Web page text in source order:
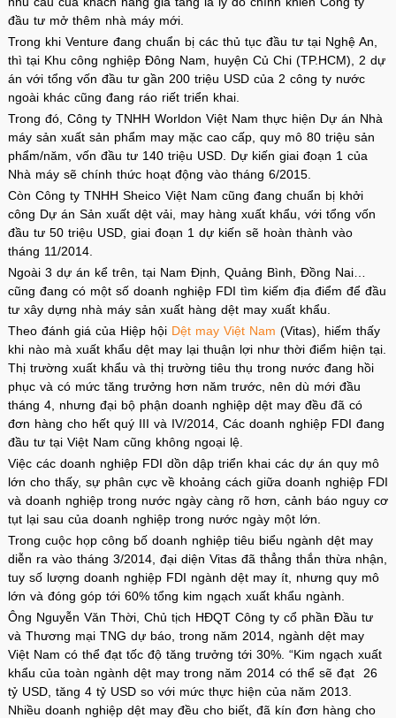
đầu tư mở thêm nhà máy mới.
Trong khi Venture đang chuẩn bị các thủ tục đầu tư tại Nghệ An,
thì tại Khu công nghiệp Đông Nam, huyện Củ Chi (TP.HCM), 2 dự
án với tổng vốn đầu tư gần 200 triệu USD của 2 công ty nước
ngoài khác cũng đang ráo riết triển khai.
Trong đó, Công ty TNHH Worldon Việt Nam thực hiện Dự án Nhà
máy sản xuất sản phẩm may mặc cao cấp, quy mô 80 triệu sản
phẩm/năm, vốn đầu tư 140 triệu USD. Dự kiến giai đoạn 1 của
Nhà máy sẽ chính thức hoạt động vào tháng 6/2015.
Còn Công ty TNHH Sheico Việt Nam cũng đang chuẩn bị khởi
công Dự án Sản xuất dệt vải, may hàng xuất khẩu, với tổng vốn
đầu tư 50 triệu USD, giai đoạn 1 dự kiến sẽ hoàn thành vào
tháng 11/2014.
Ngoài 3 dự án kể trên, tại Nam Định, Quảng Bình, Đồng Nai…
cũng đang có một số doanh nghiệp FDI tìm kiếm địa điểm để đầu
tư xây dựng nhà máy sản xuất hàng dệt may xuất khẩu.
Theo đánh giá của Hiệp hội Dệt may Việt Nam (Vitas), hiếm thấy
khi nào mà xuất khẩu dệt may lại thuận lợi như thời điểm hiện tại.
Thị trường xuất khẩu và thị trường tiêu thụ trong nước đang hồi
phục và có mức tăng trưởng hơn năm trước, nên dù mới đầu
tháng 4, nhưng đại bộ phận doanh nghiệp dệt may đều đã có
đơn hàng cho hết quý III và IV/2014, Các doanh nghiệp FDI đang
đầu tư tại Việt Nam cũng không ngoại lệ.
Việc các doanh nghiệp FDI dồn dập triển khai các dự án quy mô
lớn cho thấy, sự phân cực về khoảng cách giữa doanh nghiệp FDI
và doanh nghiệp trong nước ngày càng rõ hơn, cảnh báo nguy cơ
tụt lại sau của doanh nghiệp trong nước ngày một lớn.
Trong cuộc họp công bố doanh nghiệp tiêu biểu ngành dệt may
diễn ra vào tháng 3/2014, đại diện Vitas đã thẳng thắn thừa nhận,
tuy số lượng doanh nghiệp FDI ngành dệt may ít, nhưng quy mô
lớn và đóng góp tới 60% tổng kim ngạch xuất khẩu ngành.
Ông Nguyễn Văn Thời, Chủ tịch HĐQT Công ty cổ phần Đầu tư
và Thương mại TNG dự báo, trong năm 2014, ngành dệt may
Việt Nam có thể đạt tốc độ tăng trưởng tới 30%. “Kim ngạch xuất
khẩu của toàn ngành dệt may trong năm 2014 có thể sẽ đạt 26
tỷ USD, tăng 4 tỷ USD so với mức thực hiện của năm 2013.
Nhiều doanh nghiệp dệt may đều cho biết, đã kín đơn hàng cho